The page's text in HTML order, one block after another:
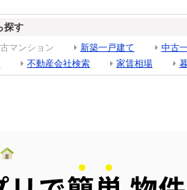
探す
マンション 新築一戸建て
中古
不動産会社検索 家賃相場